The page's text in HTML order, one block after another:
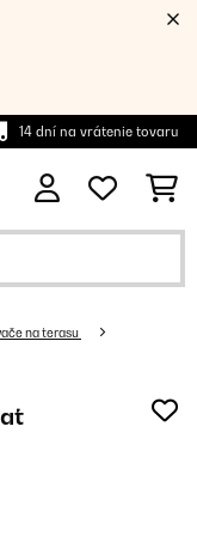
14 dní na vrátenie tovaru
na terasu